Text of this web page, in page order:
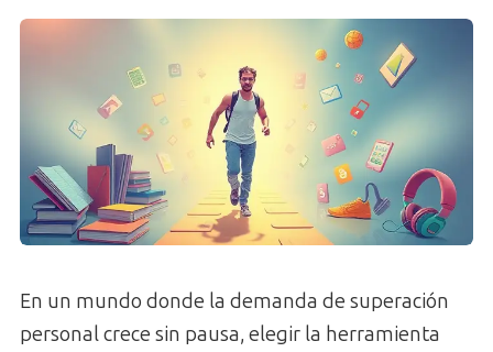
En un mundo donde la demanda de superación
personal crece sin pausa, elegir la herramienta